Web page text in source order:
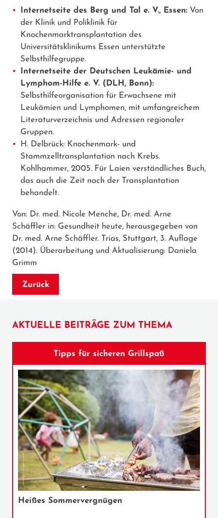
Internetseite des Berg und Tal e. V., Essen: Von
der Klinik und Poliklinik für
Knochenmarktransplantation des
Universitätsklinikums Essen unterstützte
Selbsthilfegruppe.
Internetseite der Deutschen Leukämie- und
Lymphom-Hilfe e. V. (DLH, Bonn):
Selbsthilfeorganisation für Erwachsene mit
Leukämien und Lymphomen, mit umfangreichem
Literaturverzeichnis und Adressen regionaler
Gruppen.
H. Delbrück: Knochenmark- und
Stammzelltransplantation nach Krebs.
Kohlhammer, 2005. Für Laien verständliches Buch,
das auch die Zeit nach der Transplantation
behandelt.
Von: Dr. med. Nicole Menche, Dr. med. Arne
Schäffler in: Gesundheit heute, herausgegeben von
Dr. med. Arne Schäffler. Trias, Stuttgart, 3. Auflage
(2014). Überarbeitung und Aktualisierung: Daniela
Grimm
Zurück
AKTUELLE BEITRÄGE ZUM THEMA
Tipps für sicheren Grillspaß
Heißes Sommervergnügen